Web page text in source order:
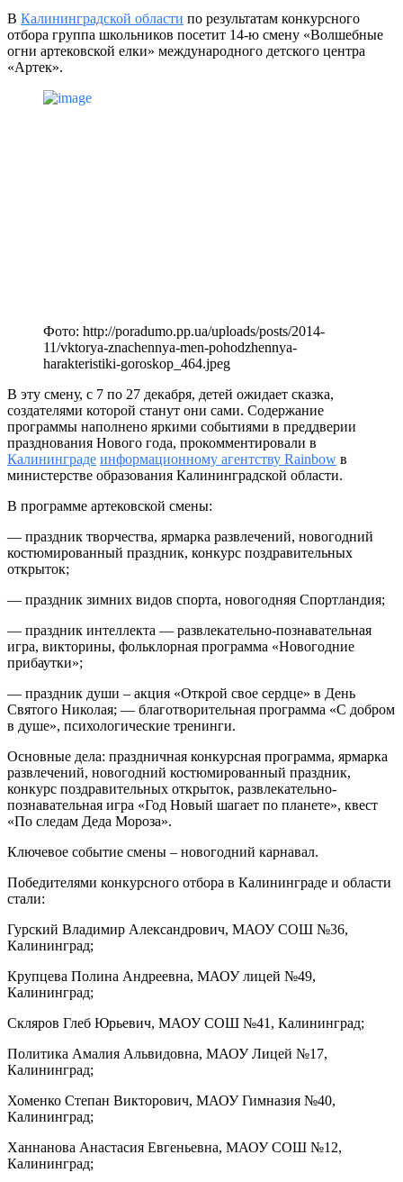
В Калининградской области по результатам конкурсного
отбора группа школьников посетит 14-ю смену «Волшебные
огни артековской елки» международного детского центра
«Артек».
Фото: http://poradumo.pp.ua/uploads/posts/2014-
11/vktorya-znachennya-men-pohodzhennya-
harakteristiki-goroskop_464.jpeg
В эту смену, с 7 по 27 декабря, детей ожидает сказка,
создателями которой станут они сами. Содержание
программы наполнено яркими событиями в преддверии
празднования Нового года, прокомментировали в
Калининграде информационному агентству Rainbow в
министерстве образования Калининградской области.
В программе артековской смены:
— праздник творчества, ярмарка развлечений, новогодний
костюмированный праздник, конкурс поздравительных
открыток;
— праздник зимних видов спорта, новогодняя Спортландия;
— праздник интеллекта — развлекательно-познавательная
игра, викторины, фольклорная программа «Новогодние
прибаутки»;
— праздник души – акция «Открой свое сердце» в День
Святого Николая; — благотворительная программа «С добром
в душе», психологические тренинги.
Основные дела: праздничная конкурсная программа, ярмарка
развлечений, новогодний костюмированный праздник,
конкурс поздравительных открыток, развлекательно-
познавательная игра «Год Новый шагает по планете», квест
«По следам Деда Мороза».
Ключевое событие смены – новогодний карнавал.
Победителями конкурсного отбора в Калининграде и области
стали:
Гурский Владимир Александрович, МАОУ СОШ №36,
Калининград;
Крупцева Полина Андреевна, МАОУ лицей №49,
Калининград;
Скляров Глеб Юрьевич, МАОУ СОШ №41, Калининград;
Политика Амалия Альвидовна, МАОУ Лицей №17,
Калининград;
Хоменко Степан Викторович, МАОУ Гимназия №40,
Калининград;
Ханнанова Анастасия Евгеньевна, МАОУ СОШ №12,
Калининград;